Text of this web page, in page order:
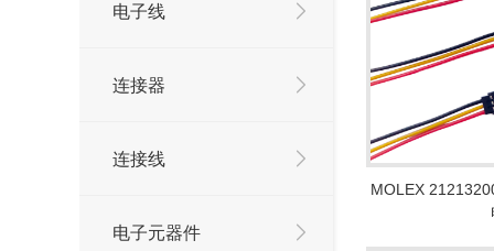
电子线
连接器
连接线
电子元器件
MOLEX